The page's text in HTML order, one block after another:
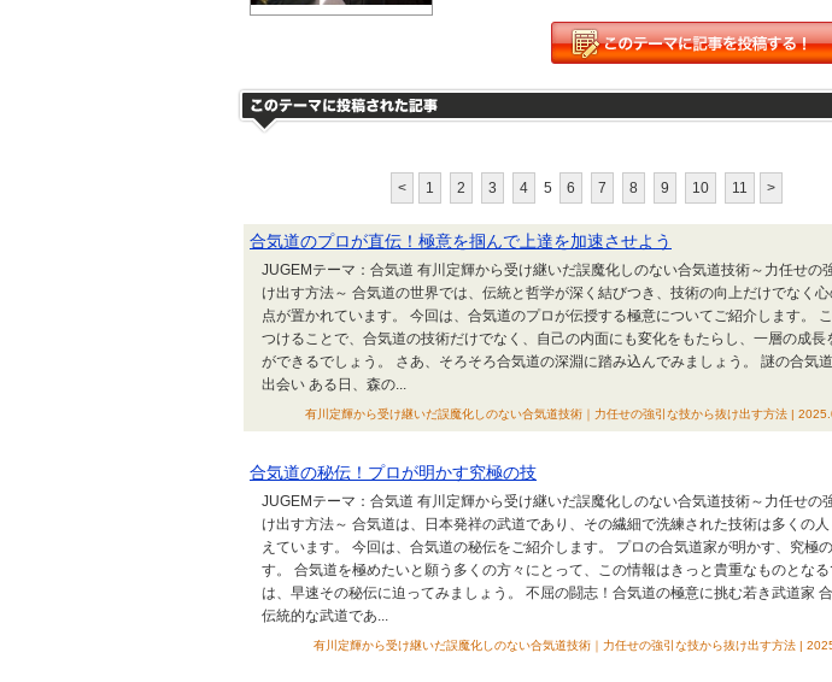
< 1 2 3 4 5 6 7 8 9 10 11 >
合気道のプロが直伝！極意を掴んで上達を加速させよう
JUGEMテーマ：合気道 有川定輝から受け継いだ誤魔化しのない合気道技術～力任せの
け出す方法～ 合気道の世界では、伝統と哲学が深く結びつき、技術の向上だけでなく
点が置かれています。 今回は、合気道のプロが伝授する極意についてご紹介します。
つけることで、合気道の技術だけでなく、自己の内面にも変化をもたらし、一層の成長
ができるでしょう。 さあ、そろそろ合気道の深淵に踏み込んでみましょう。 謎の合気
出会い ある日、森の...
有川定輝から受け継いだ誤魔化しのない合気道技術｜力任せの強引な技から抜け出す方法 |
合気道の秘伝！プロが明かす究極の技
JUGEMテーマ：合気道 有川定輝から受け継いだ誤魔化しのない合気道技術～力任せの
け出す方法～ 合気道は、日本発祥の武道であり、その繊細で洗練された技術は多くの
えています。 今回は、合気道の秘伝をご紹介します。 プロの合気道家が明かす、究極
す。 合気道を極めたいと願う多くの方々にとって、この情報はきっと貴重なものとな
は、早速その秘伝に迫ってみましょう。 不屈の闘志！合気道の極意に挑む若き武道家
伝統的な武道であ...
有川定輝から受け継いだ誤魔化しのない合気道技術｜力任せの強引な技から抜け出す方法 |